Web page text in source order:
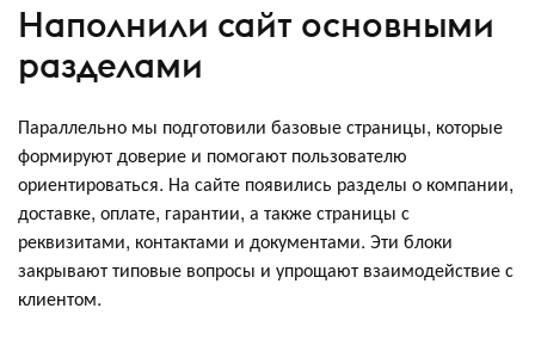
Наполнили сайт основными
разделами
Параллельно мы подготовили базовые страницы, которые
формируют доверие и помогают пользователю
ориентироваться. На сайте появились разделы о компании,
доставке, оплате, гарантии, а также страницы с
реквизитами, контактами и документами. Эти блоки
закрывают типовые вопросы и упрощают взаимодействие с
клиентом.